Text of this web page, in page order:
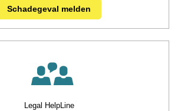
Schadegeval melden
Legal HelpLine